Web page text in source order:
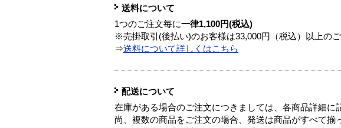
送料について
1つのご注文毎に一律1,100円(税込)
※売掛取引(後払い)のお客様は33,000円（税込）以上のご
⇒送料について詳しくはこちら
配送について
在庫がある場合のご注文につきましては、各商品詳細に
尚、複数の商品をご注文の場合、発送は商品がすべて揃